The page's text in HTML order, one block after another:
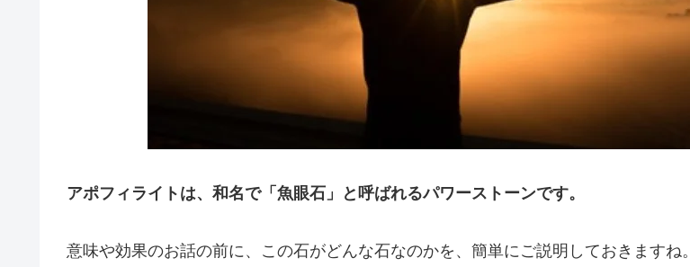
アポフィライトは、和名で「魚眼石」と呼ばれるパワーストーンです。
意味や効果のお話の前に、この石がどんな石なのかを、簡単にご説明しておきますね。